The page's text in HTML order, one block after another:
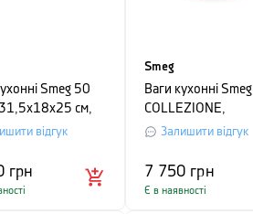
Smeg 50
см,
відгук
грн
Smeg
Ваги кухонні Smeg
COLLEZIONE,
20,5х20х10,5 см,
Залишити відгук
7 750 грн
Є в наявності